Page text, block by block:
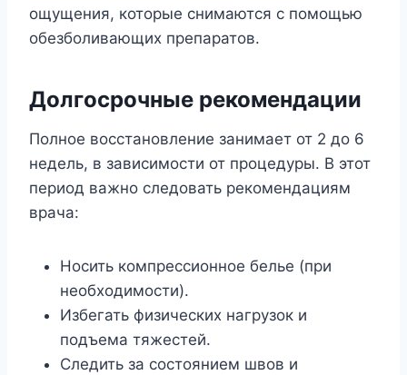
ощущения, которые снимаются с помощью
обезболивающих препаратов.
Долгосрочные рекомендации
Полное восстановление занимает от 2 до 6
недель, в зависимости от процедуры. В этот
период важно следовать рекомендациям
врача:
Носить компрессионное белье (при
необходимости).
Избегать физических нагрузок и
подъема тяжестей.
Следить за состоянием швов и